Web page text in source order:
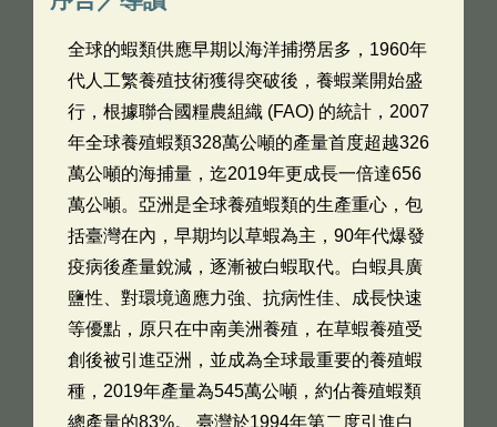
全球的蝦類供應早期以海洋捕撈居多，1960年
代人工繁養殖技術獲得突破後，養蝦業開始盛
行，根據聯合國糧農組織 (FAO) 的統計，2007
年全球養殖蝦類328萬公噸的產量首度超越326
萬公噸的海捕量，迄2019年更成長一倍達656
萬公噸。亞洲是全球養殖蝦類的生產重心，包
括臺灣在內，早期均以草蝦為主，90年代爆發
疫病後產量銳減，逐漸被白蝦取代。白蝦具廣
鹽性、對環境適應力強、抗病性佳、成長快速
等優點，原只在中南美洲養殖，在草蝦養殖受
創後被引進亞洲，並成為全球最重要的養殖蝦
種，2019年產量為545萬公噸，約佔養殖蝦類
總產量的83%。 臺灣於1994年第二度引進白